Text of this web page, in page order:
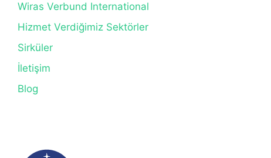
Wiras Verbund International
Hizmet Verdiğimiz Sektörler
Sirküler
İletişim
Blog